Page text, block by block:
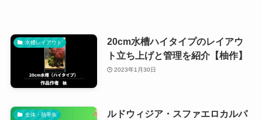
水槽レイアウト
20cm水槽ハイタイプのレイアウ
ト立ち上げと管理を紹介【柚作】
2023年1月30日
生体・熱帯魚
ルドウィジア・スファエロカルパ